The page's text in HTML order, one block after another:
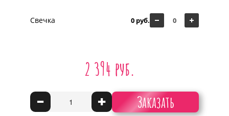
2 394 руб.
Заказать
- +
Свечка 0 руб.